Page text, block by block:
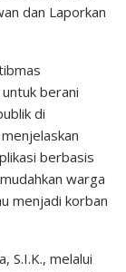
dan Laporkan
berani
di
berbasis
warga
menjadi korban
S.I.K., melalui